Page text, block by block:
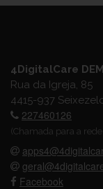
4DigitalCare
Rua da Igreja, 85
4415-937
227460126
(Chamada para a
Facebook